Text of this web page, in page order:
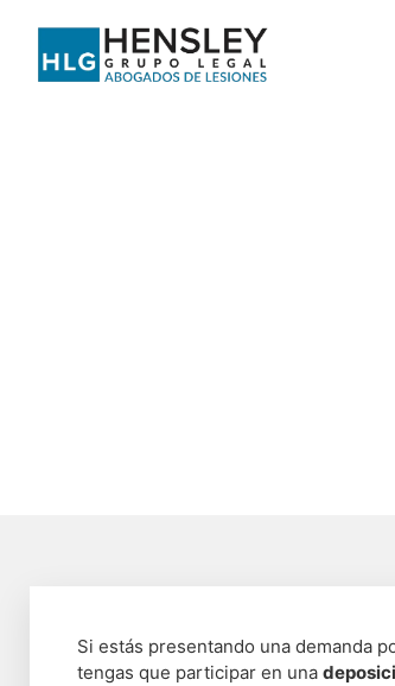
Si estás presentando una demanda
tengas que participar en una